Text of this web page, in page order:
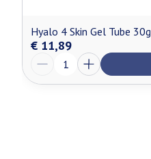
Hyalo 4 Skin Gel Tube 30g
€ 11,89